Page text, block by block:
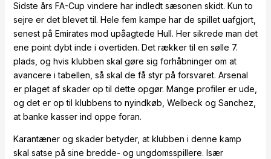
Sidste års FA-Cup vindere har indledt sæsonen skidt. Kun to
sejre er det blevet til. Hele fem kampe har de spillet uafgjort,
senest på Emirates mod upåagtede Hull. Her sikrede man det
ene point dybt inde i overtiden. Det rækker til en sølle 7.
plads, og hvis klubben skal gøre sig forhåbninger om at
avancere i tabellen, så skal de få styr på forsvaret. Arsenal
er plaget af skader op til dette opgør. Mange profiler er ude,
og det er op til klubbens to nyindkøb, Welbeck og Sanchez,
at banke kasser ind oppe foran.
Karantæner og skader betyder, at klubben i denne kamp
skal satse på sine bredde- og ungdomsspillere. Især